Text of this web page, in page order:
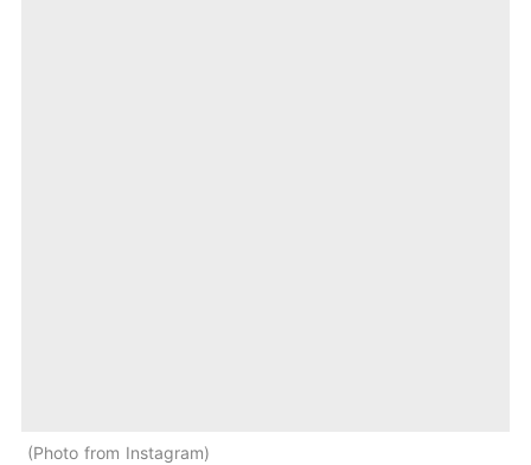
Photo from Instagram